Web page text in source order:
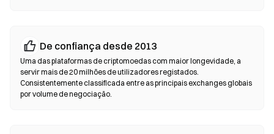
Negoceie diretamente entre pares, sem intermediários. As DEX
utilizam contratos inteligentes para executar trocas em
blockchain — não é necessário registo nem verificação de
identidade. Ligue uma wallet compatível, selecione o par de
tokens, defina a tolerância de derrapagem e confirme o swap.
De confiança desde 2013
Uma das plataformas de criptomoedas com maior longevidade, a
servir mais de 20 milhões de utilizadores registados.
Consistentemente classificada entre as principais exchanges globais
por volume de negociação.